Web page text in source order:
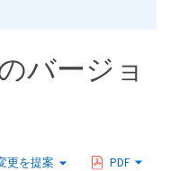
バージョ
更を提案 PDF